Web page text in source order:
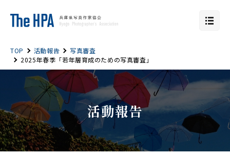
TOP 活動報告
写真審査
2025年春季「若年層育成のための写真審査」
活動報告